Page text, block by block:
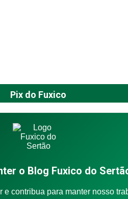
Pix do Fuxico
o Blog Fuxico do
e contribua para manter nosso